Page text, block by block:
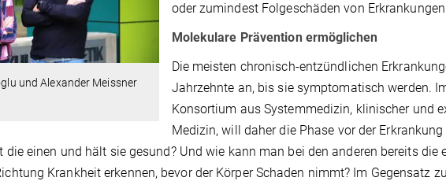
und Alexander Meissner
oder zumindest Folgeschäden von
Molekulare Prävention ermöglichen
Die meisten chronisch-entzündlichen
Jahrzehnte an, bis sie symptomatisch werden.
Konsortium aus Systemmedizin, klinischer und
Medizin, will daher die Phase vor der
die einen und hält sie gesund? Und wie kann man bei den anderen bereits die
Krankheit erkennen, bevor der Körper Schaden nimmt? Im Gegensatz